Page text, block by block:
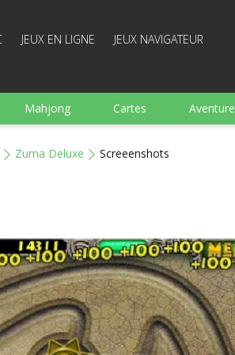
JEUX EN LIGNE JEUX NAVIGATEUR
Mahjong Cartes Aventure
Zuma Deluxe Screeenshots